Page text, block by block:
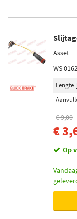
Asset
WS
Lengte
€ 9,00
€
Op